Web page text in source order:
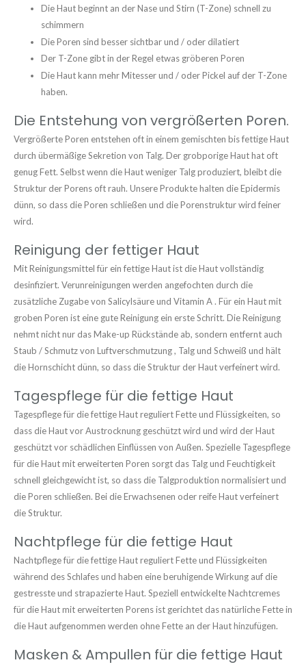
Die Haut beginnt an der Nase und Stirn (T-Zone) schnell zu
schimmern
Die Poren sind besser sichtbar und / oder dilatiert
Der T-Zone gibt in der Regel etwas gröberen Poren
Die Haut kann mehr Mitesser und / oder Pickel auf der T-Zone
haben.
Die Entstehung von vergrößerten Poren.
Vergrößerte Poren entstehen oft in einem gemischten bis fettige Haut
durch übermäßige Sekretion von Talg. Der grobporige Haut hat oft
genug Fett. Selbst wenn die Haut weniger Talg produziert, bleibt die
Struktur der Porens oft rauh. Unsere Produkte halten die Epidermis
dünn, so dass die Poren schließen und die Porenstruktur wird feiner
wird.
Reinigung der fettiger Haut
Mit Reinigungsmittel für ein fettige Haut ist die Haut vollständig
desinfiziert. Verunreinigungen werden angefochten durch die
zusätzliche Zugabe von Salicylsäure und Vitamin A . Für ein Haut mit
groben Poren ist eine gute Reinigung ein erste Schritt. Die Reinigung
nehmt nicht nur das Make-up Rückstände ab, sondern entfernt auch
Staub / Schmutz von Luftverschmutzung , Talg und Schweiß und hält
die Hornschicht dünn, so dass die Struktur der Haut verfeinert wird.
Tagespflege für die fettige Haut
Tagespflege für die fettige Haut reguliert Fette und Flüssigkeiten, so
dass die Haut vor Austrocknung geschützt wird und wird der Haut
geschützt vor schädlichen Einflüssen von Außen. Spezielle Tagespflege
für die Haut mit erweiterten Poren sorgt das Talg und Feuchtigkeit
schnell gleichgewicht ist, so dass die Talgproduktion normalisiert und
die Poren schließen. Bei die Erwachsenen oder reife Haut verfeinert
die Struktur.
Nachtpflege für die fettige Haut
Nachtpflege für die fettige Haut reguliert Fette und Flüssigkeiten
während des Schlafes und haben eine beruhigende Wirkung auf die
gestresste und strapazierte Haut. Speziell entwickelte Nachtcremes
für die Haut mit erweiterten Porens ist gerichtet das natürliche Fette in
die Haut aufgenommen werden ohne Fette an der Haut hinzufügen.
Masken & Ampullen für die fettige Haut